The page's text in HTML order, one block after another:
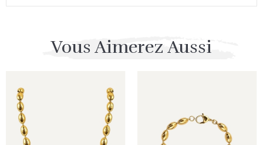
Vous Aimerez Aussi